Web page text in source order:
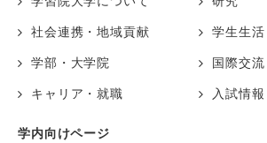
社会連携・地域貢献 学生生活
学部・大学院 国際交
キャリア・就職 入試情報
学内向けページ